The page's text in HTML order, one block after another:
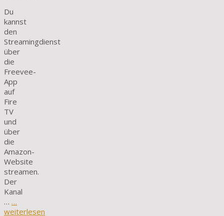
Du
kannst
den
Streamingdienst
über
die
Freevee-
App
auf
Fire
TV
und
über
die
Amazon-
Website
streamen.
Der
Kanal
… …
weiterlesen